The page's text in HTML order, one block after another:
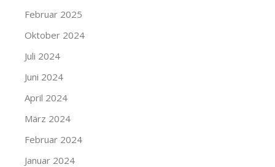
Februar 2025
Oktober 2024
Juli 2024
Juni 2024
April 2024
März 2024
Februar 2024
Januar 2024